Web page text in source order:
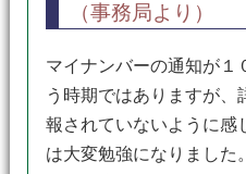
（事務局より）
マイナンバーの通知が１
う時期ではありますが
報されていないように感
は大変勉強になりました。